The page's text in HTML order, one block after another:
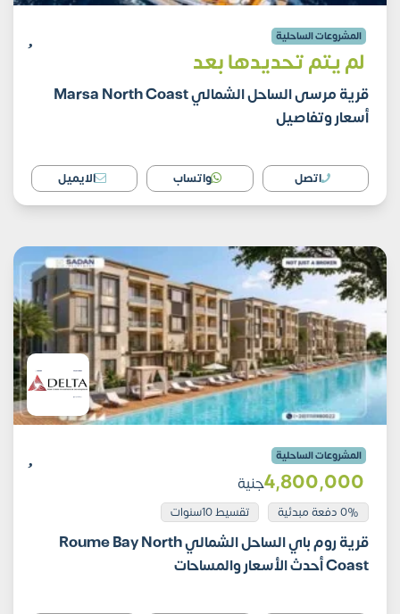
المشروعات الساحلية
لم يتم تحديدها بعد
قرية مرسى الساحل الشمالي Marsa North Coast
أسعار وتفاصيل
اتصل واتساب الايميل
المشروعات الساحلية
4٬800٬000جنية
0% دفعة مبدئية تقسيط 10سنوات
قرية روم باي الساحل الشمالي Roume Bay North
Coast أحدث الأسعار والمساحات